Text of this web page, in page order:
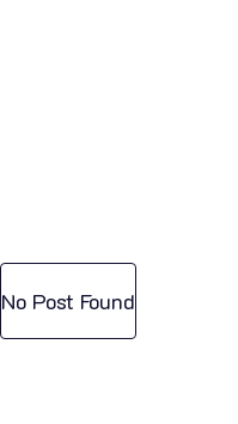
No Post Found